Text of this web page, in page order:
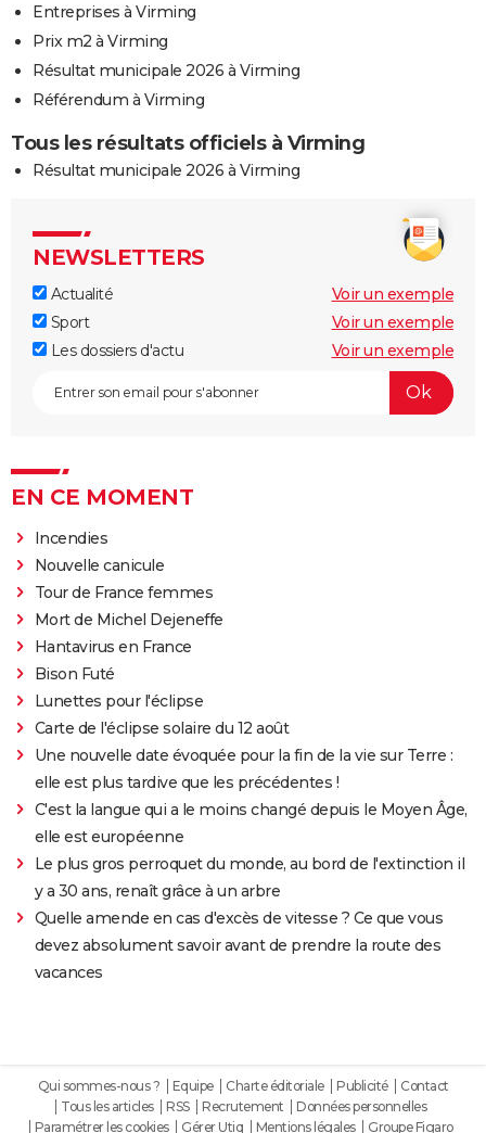
Entreprises à Virming
Prix m2 à Virming
Résultat municipale 2026 à Virming
Référendum à Virming
Tous les résultats officiels à Virming
Résultat municipale 2026 à Virming
NEWSLETTERS
Actualité
Voir un exemple
Sport
Voir un exemple
Les dossiers d'actu
Voir un exemple
EN CE MOMENT
Incendies
Nouvelle canicule
Tour de France femmes
Mort de Michel Dejeneffe
Hantavirus en France
Bison Futé
Lunettes pour l'éclipse
Carte de l'éclipse solaire du 12 août
Une nouvelle date évoquée pour la fin de la vie sur Terre :
elle est plus tardive que les précédentes !
C'est la langue qui a le moins changé depuis le Moyen Âge,
elle est européenne
Le plus gros perroquet du monde, au bord de l'extinction il
y a 30 ans, renaît grâce à un arbre
Quelle amende en cas d'excès de vitesse ? Ce que vous
devez absolument savoir avant de prendre la route des
vacances
Qui sommes-nous ? Equipe Charte éditoriale Publicité
Contact
Tous les articles
RSS Recrutement
Données personnelles
Paramétrer les cookies
Gérer Utiq Mentions légales Groupe Figaro